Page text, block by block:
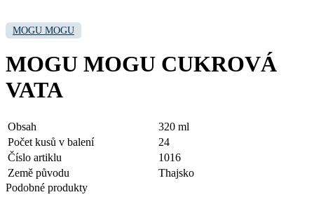
MOGU MOGU
MOGU MOGU CUKROVÁ
VATA
Obsah
320 ml
Počet kusů v balení
24
Číslo artiklu
1016
Země původu
Thajsko
Podobné produkty